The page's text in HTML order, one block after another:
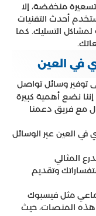
منخفضة، إلا
أحدث التقنيات
التسليك. كما
في العين
توفير وسائل تواصل
نضع أهمية كبيرة
مع فريق دعمنا
العين عبر الوسائل
المثالي
استفساراتك وتقديم
مثل فيسبوك
هذه المنصات، حيث